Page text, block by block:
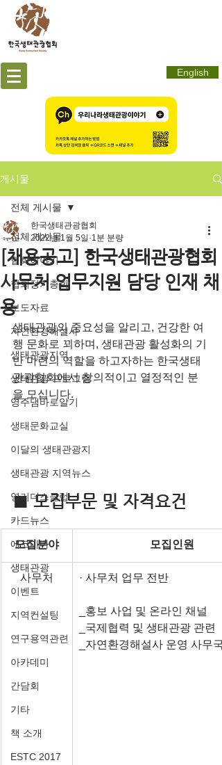
English
게시물
전체 게시물
협회이야기
협회정기총회
보도자료
자연환경해설사
생태관광지역
생태관광 프로그램
영주댐바로알기
생태문화교실
이달의 생태관광지
생태관광 지역뉴스
영리더스클럽
카드뉴스
에코마마
생태관광
이벤트
지역컨설팅
연구용역관련
아카데미
간담회
기타
책 소개
ESTC 2017
전체 게시물
[채용공고] 한국생태관광협회
사무처 업무지원 담당 인재 채
용
한국생태관광협회
2022년 1월 5일 1분 분량
생태관광의 중요성을 알리고, 건강한 여
행 문화로 꾀하며, 생태관광 활성화의 기
반 마련의 역할을 하고자하는 한국생태
관광협회에서 창의적이고 열정적인 분
을 모십니다.
■ 모집부문 및 자격요건
모집분야 모집인원​
사무처 · 사무처 업무 전반
_홍보 사업 및 온라인 채널
_국제협력 및 생태관광 관련
_자연환경해설사 운영 사무국